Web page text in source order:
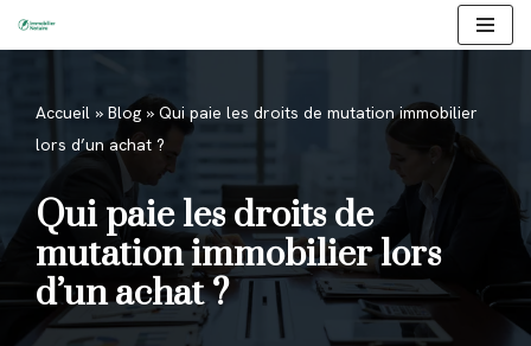
Accueil » Blog » Qui paie les droits de mutation immobilier
lors d’un achat ?
Qui paie les droits de
mutation immobilier lors
d’un achat ?